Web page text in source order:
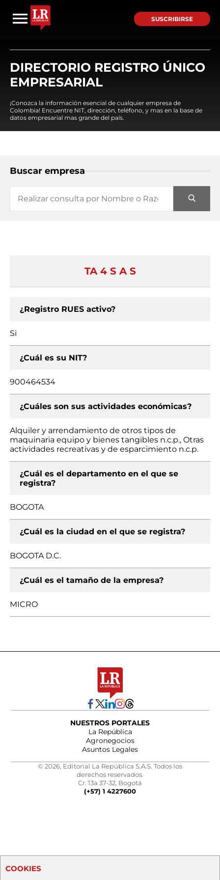
SUSCRIBIRSE
DIRECTORIO REGISTRO ÚNICO
EMPRESARIAL
¡Conozca la información esencial de cualquier empresa de
Colombia! Encuentre NIT, dirección, teléfono, y mas en la base de
datos empresarial mas grande del país.
Buscar empresa
TA 4 S A S
¿Registro RUES activo?
Si
¿Cuál es su NIT?
900464534
¿Cuáles son sus actividades económicas?
Alquiler y arrendamiento de otros tipos de
maquinaria equipo y bienes tangibles n.c.p., Otras
actividades recreativas y de esparcimiento n.c.p.
¿Cuál es el departamento en el que se
registra?
BOGOTA
¿Cuál es la ciudad en el que se registra?
BOGOTA D.C.
¿Cuál es el tamaño de la empresa?
MICRO
NUESTROS PORTALES
La República
Agronegocios
Asuntos Legales
© 2026, Editorial La República S.A.S. Todos los
derechos reservados.
Cr. 13a 37-32, Bogotá
(+57) 1 4227600
COOKIES